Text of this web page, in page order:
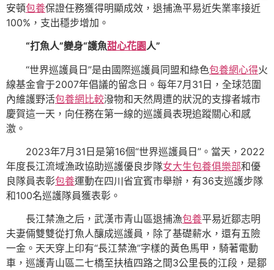
安頓包養保證任務獲得明顯成效，退捕漁平易近失業率接近
100%，支出穩步增加。
“打魚人”變身“護魚甜心花園人”
“世界巡護員日”是由國際巡護員同盟和綠色包養網心得火
線基金會于2007年倡議的留念日。每年7月31日，全球范圍
內維護野活包養網比較潑物和天然周遭的狀況的支撐者城市
慶賀這一天，向任務在第一線的巡護員表現追蹤關心和感
激。
2023年7月31日是第16個“世界巡護員日”。當天，2022
年度長江流域漁政協助巡護優良步隊女大生包養俱樂部和優
良隊員表彰包養運動在四川省宜賓市舉辦，有36支巡護步隊
和100名巡護隊員獲表彰。
長江禁漁之后，武漢市青山區退捕漁包養平易近鄒志明
夫妻倆雙雙從打魚人釀成巡護員，除了基礎薪水，還有五險
一金。天天穿上印有“長江禁漁”字樣的黃色馬甲，騎著電動
車，巡護青山區二七橋至扶植四路之間3公里長的江段，是鄒